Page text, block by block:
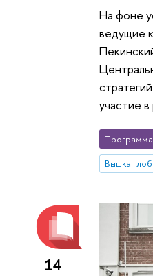
На фоне
ведущие
участие
Программа
Вышка
14